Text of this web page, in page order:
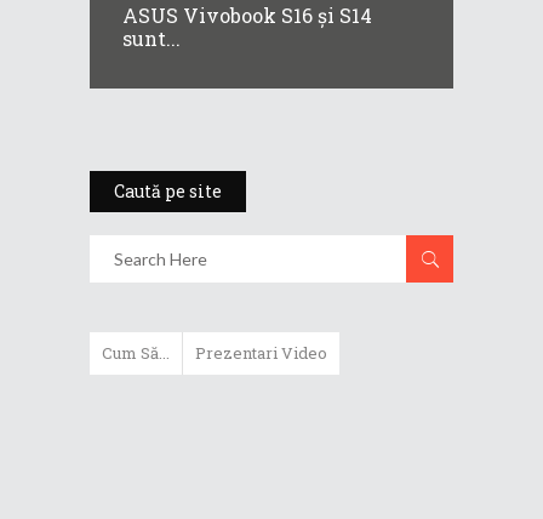
ASUS Vivobook S16 și S14
sunt...
Caută pe site
Cum Să... Prezentari Video